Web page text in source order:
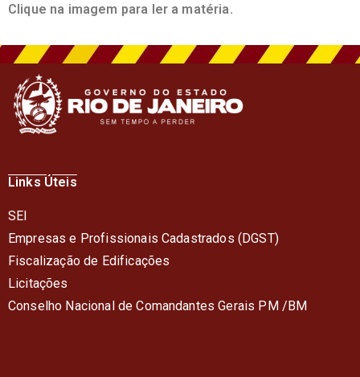
Clique na imagem para ler a matéria.
Links Úteis
SEI
Empresas e Profissionais Cadastrados (DGST)
Fiscalização de Edificações
Licitações
Conselho Nacional de Comandantes Gerais PM /BM